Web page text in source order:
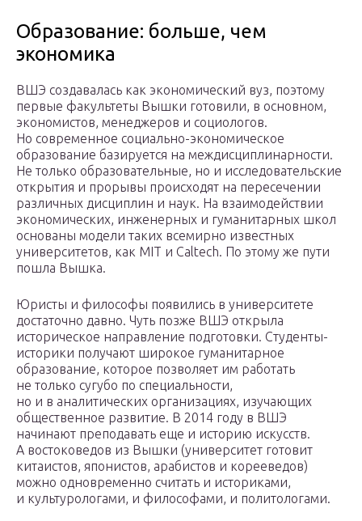
Образование: больше, чем
экономика
ВШЭ создавалась как экономический вуз, поэтому
первые факультеты Вышки готовили, в основном,
экономистов, менеджеров и социологов.
Но современное социально-экономическое
образование базируется на междисциплинарности.
Не только образовательные, но и исследовательские
открытия и прорывы происходят на пересечении
различных дисциплин и наук. На взаимодействии
экономических, инженерных и гуманитарных школ
основаны модели таких всемирно известных
университетов, как MIT и Caltech. По этому же пути
пошла Вышка.
Юристы и философы появились в университете
достаточно давно. Чуть позже ВШЭ открыла
историческое направление подготовки. Студенты-
историки получают широкое гуманитарное
образование, которое позволяет им работать
не только сугубо по специальности,
но и в аналитических организациях, изучающих
общественное развитие. В 2014 году в ВШЭ
начинают преподавать еще и историю искусств.
А востоковедов из Вышки (университет готовит
китаистов, японистов, арабистов и корееведов)
можно одновременно считать и историками,
и культурологами, и философами, и политологами.